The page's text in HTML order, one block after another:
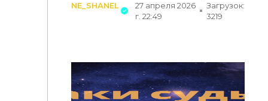
NE_SHANEL
27 апреля 2026
г. 22:49
Загрузок:
3219